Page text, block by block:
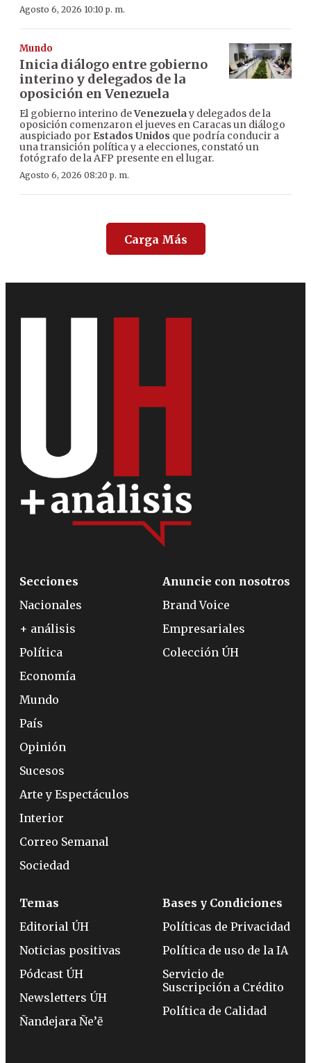
Agosto 6, 2026 10:10 p. m.
Mundo
Inicia diálogo entre gobierno
interino y delegados de la
oposición en Venezuela
El gobierno interino deVenezuelay delegados de la
oposición comenzaron el jueves en Caracas un diálogo
auspiciado por Estados Unidos que podría conducir a
una transición política y a elecciones, constató un
fotógrafo de la AFP presente en el lugar.
Agosto 6, 2026 08:20 p. m.
Carga Más
Secciones
Nacionales
+ análisis
Política
Economía
Mundo
País
Opinión
Sucesos
Arte y Espectáculos
Interior
Correo Semanal
Sociedad
Anuncie con nosotros
Brand Voice
Empresariales
Colección ÚH
Temas
Editorial ÚH
Noticias positivas
Pódcast ÚH
Newsletters ÚH
Ñandejara Ñe’ẽ
Bases y Condiciones
Políticas de Privacidad
Política de uso de la IA
Servicio de
Suscripción a Crédito
Política de Calidad